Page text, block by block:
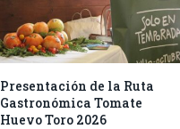
Presentación de la Ruta
Gastronómica Tomate
Huevo Toro 2026